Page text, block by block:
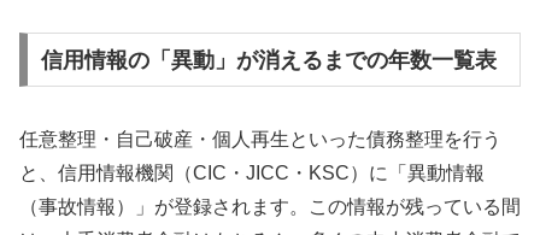
信用情報の「異動」が消えるまでの年数一覧表
任意整理・自己破産・個人再生といった債務整理を行う
と、信用情報機関（CIC・JICC・KSC）に「異動情報
（事故情報）」が登録されます。この情報が残っている間